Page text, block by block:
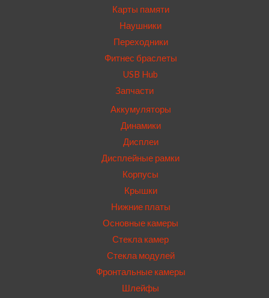
Карты памяти
Наушники
Переходники
Фитнес браслеты
USB Hub
Запчасти
Аккумуляторы
Динамики
Дисплеи
Дисплейные рамки
Корпусы
Крышки
Нижние платы
Основные камеры
Стекла камер
Стекла модулей
Фронтальные камеры
Шлейфы